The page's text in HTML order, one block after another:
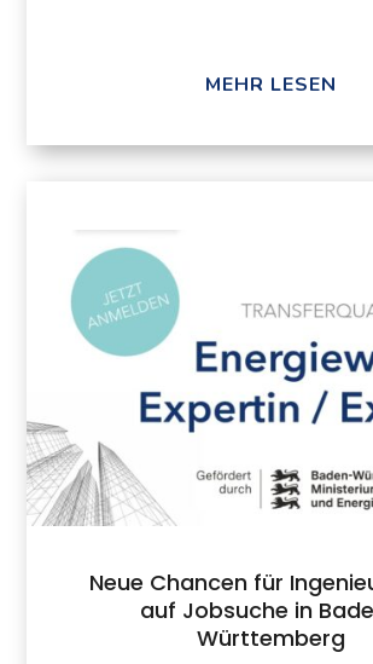
MEHR LESEN
Neue Chancen für
auf Jobsuche in
Württemberg